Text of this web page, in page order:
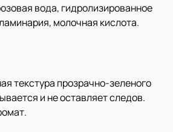
вода, гидролизированное
молочная кислота.
текстура прозрачно-зеленого
и не оставляет следов.